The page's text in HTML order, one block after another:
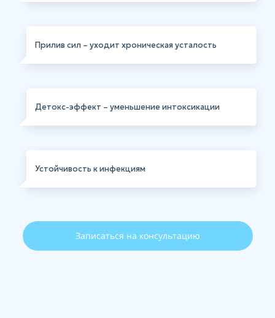
Прилив сил – уходит хроническая усталость
Детокс-эффект – уменьшение интоксикации
Устойчивость к инфекциям
Записаться на консультацию